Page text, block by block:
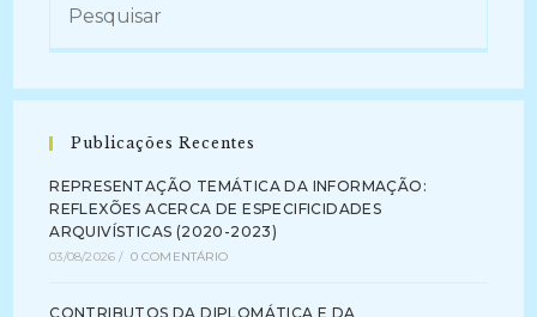
Publicações Recentes
REPRESENTAÇÃO TEMÁTICA DA INFORMAÇÃO:
REFLEXÕES ACERCA DE ESPECIFICIDADES
ARQUIVÍSTICAS (2020-2023)
03/08/2026 / 0 COMENTÁRIO
CONTRIBUTOS DA DIPLOMÁTICA E DA